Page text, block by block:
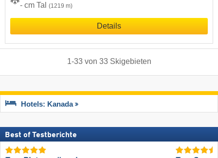
- cm Tal (1219 m)
Details
1-33von 33 Skigebieten
Hotels: Kanada
Best of Testberichte